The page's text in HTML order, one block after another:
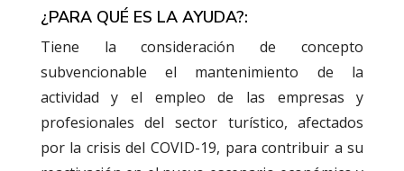
¿PARA QUÉ ES LA AYUDA?:
Tiene la consideración de concepto
subvencionable el mantenimiento de la
actividad y el empleo de las empresas y
profesionales del sector turístico, afectados
por la crisis del COVID-19, para contribuir a su